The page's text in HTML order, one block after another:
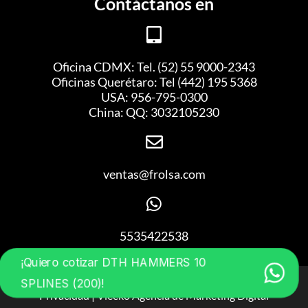
Oficina CDMX: Tel. (52) 55 9000-2343
Oficinas Querétaro: Tel (442) 195 5368
USA: 956-795-0300
China: QQ: 3032105230
ventas@frolsa.com
5535422538
FROL ® Derechos Reservados 2023 | Aviso de
Privacidad | VleekoAgencia de Marketing Digital
¡Quiero cotizar DTH HAMMERS 10
SPLINES (200)!